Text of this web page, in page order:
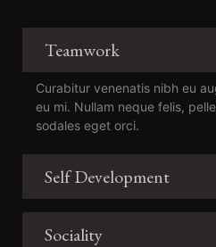
Teamwork
Curabitur venenatis nibh eu
eu mi. Nullam neque felis,
sodales eget orci.
Self Development
Sociality